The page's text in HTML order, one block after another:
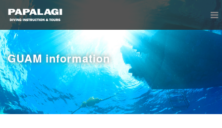
GUAM information